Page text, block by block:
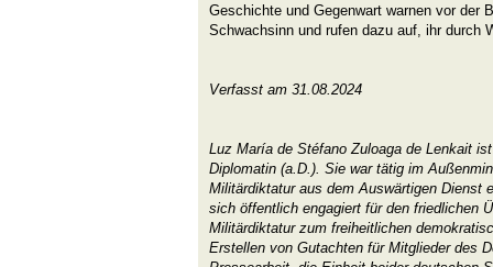
Geschichte und Gegenwart warnen vor der
Schwachsinn und rufen dazu auf, ihr durch
Verfasst am 31.08.2024
Luz María de Stéfano Zuloaga de Lenkait
Diplomatin (a.D.). Sie war tätig im
Militärdiktatur aus dem Auswärtigen Dienst
sich öffentlich engagiert für den friedlichen
Militärdiktatur zum freiheitlichen
Erstellen von Gutachten für Mitglieder des